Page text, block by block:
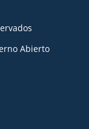
Abierto